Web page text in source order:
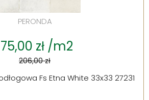
PERONDA
zł /m2
206,00 zł
Fs Etna White 33x33 27231